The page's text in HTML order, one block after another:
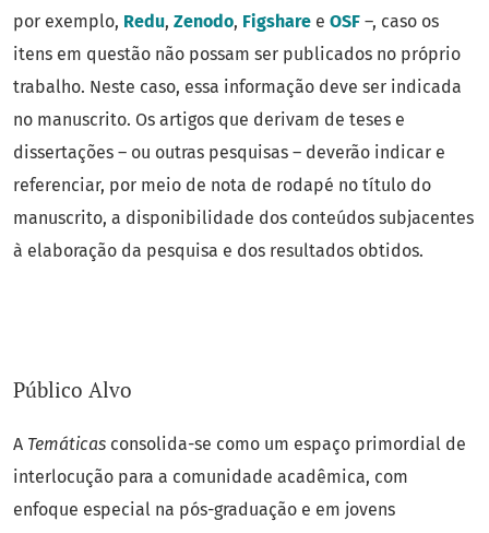
por exemplo, Redu, Zenodo, Figshare e OSF –, caso os
itens em questão não possam ser publicados no próprio
trabalho. Neste caso, essa informação deve ser indicada
no manuscrito. Os artigos que derivam de teses e
dissertações – ou outras pesquisas – deverão indicar e
referenciar, por meio de nota de rodapé no título do
manuscrito, a disponibilidade dos conteúdos subjacentes
à elaboração da pesquisa e dos resultados obtidos.
Público Alvo
A Temáticas consolida-se como um espaço primordial de
interlocução para a comunidade acadêmica, com
enfoque especial na pós-graduação e em jovens